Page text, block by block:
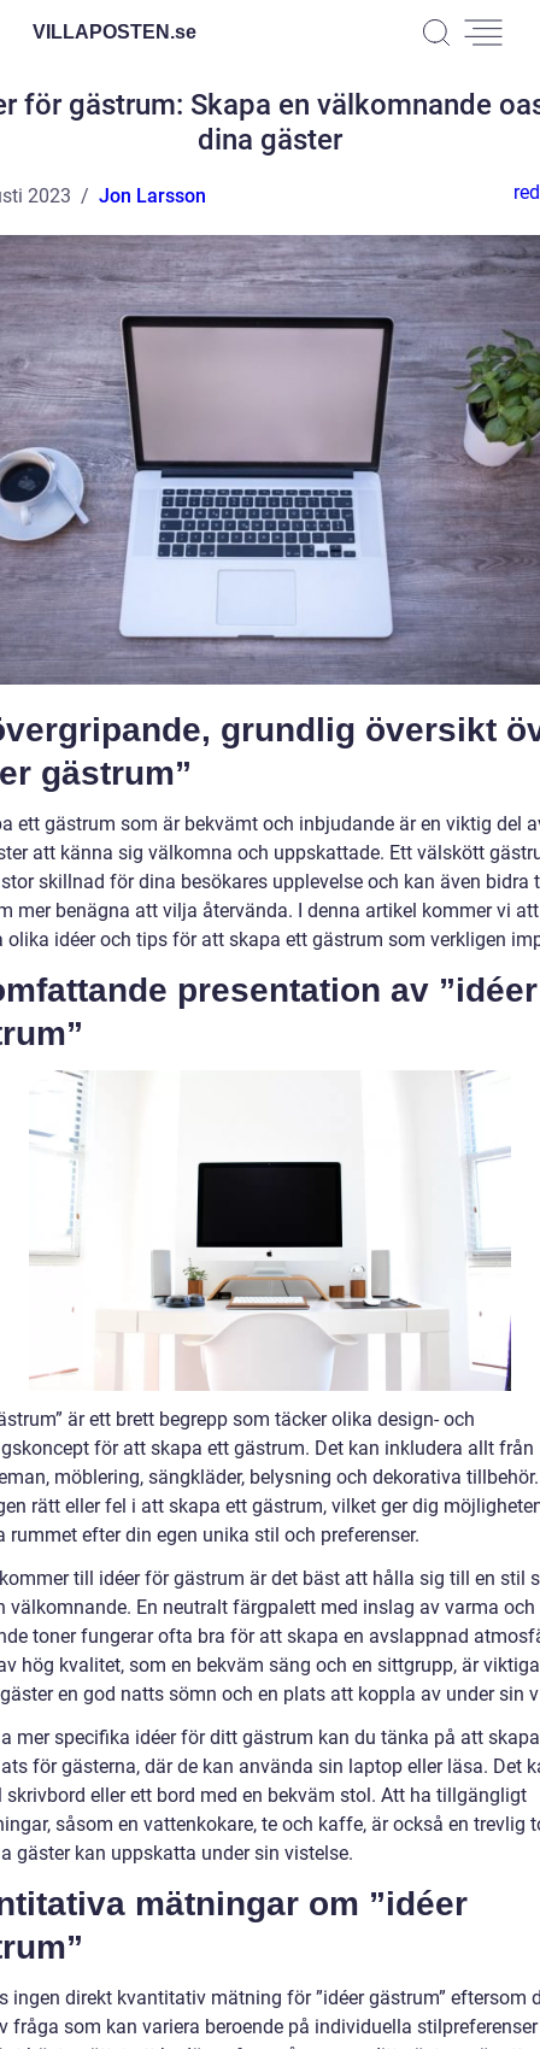
VILLAPOSTEN.se
för gästrum: Skapa en välkomnande
dina gäster
2023 Jon Larsson
grundlig översikt
gästrum”
ett gästrum som är bekvämt och inbjudande är en viktig del
att känna sig välkomna och uppskattade. Ett välskött
skillnad för dina besökares upplevelse och kan även bidra
mer benägna att vilja återvända. I denna artikel kommer vi att
olika idéer och tips för att skapa ett gästrum som verkligen
presentation av ”idéer
är ett brett begrepp som täcker olika design- och
för att skapa ett gästrum. Det kan inkludera allt från
möblering, sängkläder, belysning och dekorativa
rätt eller fel i att skapa ett gästrum, vilket ger dig
rummet efter din egen unika stil och preferenser.
till idéer för gästrum är det bäst att hålla sig till en stil
välkomnande. En neutralt färgpalett med inslag av varma och
toner fungerar ofta bra för att skapa en avslappnad
hög kvalitet, som en bekväm säng och en sittgrupp, är
en god natts sömn och en plats att koppla av under sin
mer specifika idéer för ditt gästrum kan du tänka på att
för gästerna, där de kan använda sin laptop eller läsa. Det
skrivbord eller ett bord med en bekväm stol. Att ha tillgängligt
såsom en vattenkokare, te och kaffe, är också en trevlig
gäster kan uppskatta under sin vistelse.
mätningar om ”idéer
ingen direkt kvantitativ mätning för ”idéer gästrum” eftersom
fråga som kan variera beroende på individuella